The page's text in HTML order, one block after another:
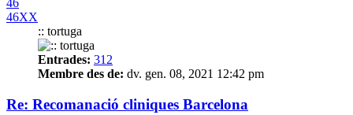
46
46XX
:: tortuga
Entrades: 312
Membre des de: dv. gen. 08, 2021 12:42 pm
Re: Recomanació cliniques Barcelona